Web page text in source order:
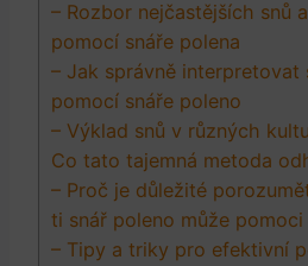
– Rozbor nejčastějších snů
pomocí snáře polena
– Jak správně interpretovat
pomocí snáře poleno
– Výklad snů v různých
Co tato tajemná metoda
– Proč je důležité
ti snář poleno může pomoci
– Tipy a triky pro efektivní